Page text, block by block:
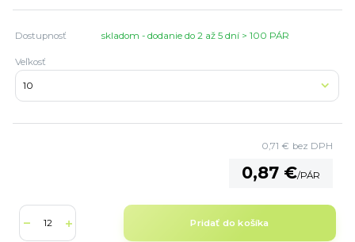
Dostupnosť skladom - dodanie do 2 až 5 dní > 100 PÁR
Veľkosť
0,87 €/PÁR
0,71 € bez DPH
Pridať do košíka